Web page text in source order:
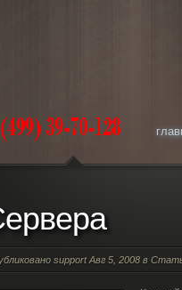
supportАвг 5, 2008 в